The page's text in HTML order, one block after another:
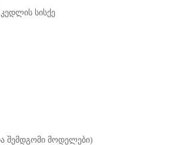
სისქე
შემდგომი მოდელები)